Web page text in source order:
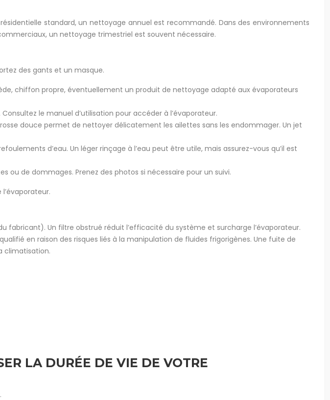
standard, un nettoyage annuel est recommandé. Dans des environnements
un nettoyage trimestriel est souvent nécessaire.
des gants et un masque.
chiffon propre, éventuellement un produit de nettoyage adapté aux évaporateurs
le manuel d’utilisation pour accéder à l’évaporateur.
douce permet de nettoyer délicatement les ailettes sans les endommager. Un jet
d’eau. Un léger rinçage à l’eau peut être utile, mais assurez-vous qu’il est
ou de dommages. Prenez des photos si nécessaire pour un suivi.
fabricant). Un filtre obstrué réduit l’efficacité du système et surcharge l’évaporateur.
en raison des risques liés à la manipulation de fluides frigorigènes. Une fuite de
climatisation.
LA DURÉE DE VIE DE VOTRE